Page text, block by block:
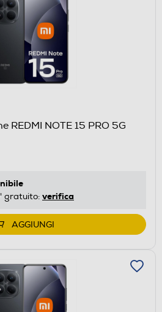
REDMI NOTE 15 PRO 5G
gratuito: verifica
AGGIUNGI